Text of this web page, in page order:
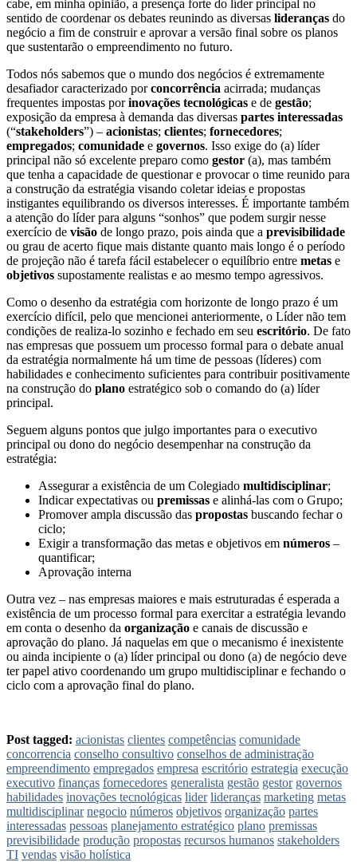
cabe, em minha opinião, a presença forte do líder principal no
sentido de coordenar os debates reunindo as diversas lideranças do
negócio a fim de construir e aprovar a versão final sobre os planos
que sustentarão o empreendimento no futuro.
Todos nós sabemos que o mundo dos negócios é extremamente
desafiador caracterizado porconcorrência acirrada; mudanças
frequentes impostas porinovações tecnológicas e de gestão;
exposição da empresa à demanda das diversas partes interessadas
(“stakeholders”) – acionistas; clientes; fornecedores;
empregados; comunidade e governos. Isso exige do (a) líder
principal não só excelente preparo como gestor (a), mas também
que tenha a capacidade de questionar e provocar o time reunido para
a construção da estratégia visando coletar ideias e propostas
instigantes equilibrando os diversos interesses. É importante também
a atenção do líder para alguns “sonhos” que podem surgir nesse
exercício de visão de longo prazo, pois ainda que a previsibilidade
ou grau de acerto fique mais distante quanto mais longo é o período
de projeção não é tarefa fácil estabelecer o equilíbrio entre metas e
objetivos supostamente realistas e ao mesmo tempo agressivos.
Como o desenho da estratégia com horizonte de longo prazo é um
exercício difícil, pelo que mencionei anteriormente, o Líder não tem
condições de realiza-lo sozinho e fechado em seu escritório. De fato
nas empresas que possuem um processo formal para o debate anual
da estratégia normalmente há um time de pessoas (líderes) com
habilidades e conhecimento suficientes para contribuir positivamente
na construção do plano estratégico sob o comando do (a) líder
principal.
Seguem alguns pontos que julgo importantes para o executivo
principal ou dono do negócio desempenhar na construção da
estratégia:
Assegurar a existência de um Colegiado multidisciplinar;
Indicar expectativas ou premissas e alinhá-las com o Grupo;
Promover ampla discussão das propostas buscando fechar o
ciclo;
Exigir a transformação das metas e objetivos em números –
quantificar;
Aprovação interna
Outra vez – nas empresas maiores e mais estruturadas é esperada a
existência de um processo formal para exercitar a estratégia levando
em conta o desenho da organização e canais de discussão e
aprovação do plano. Já naquelas em que o mecanismo é inexistente
ou ainda incipiente o (a) líder principal ou dono (a) de negócio deve
ter papel ativo coordenando um grupo multidisciplinar e fechando o
ciclo com a aprovação final do plano.
Post tagged: acionistas clientes competências comunidade
concorrencia conselho consultivo conselhos de administração
empreendimento empregados empresa escritório estrategia execução
executivo finanças fornecedores generalista gestão gestor governos
habilidades inovações tecnológicas lider lideranças marketing metas
multidisciplinar negocio números objetivos organização partes
interessadas pessoas planejamento estratégico plano premissas
previsibilidade produção propostas recursos humanos stakeholders
TI vendas visão holística